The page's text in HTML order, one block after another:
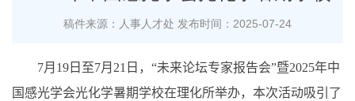
稿件来源：人事人才处 发布时间：2025-07-24
7月 19 日至7月 21 日，“未来论坛专家报告会”暨2025年中
国感光学会光化学暑期学校在理化所举办，本次活动吸引了